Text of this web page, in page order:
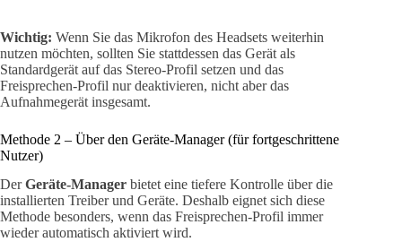
Wichtig: Wenn Sie das Mikrofon des Headsets weiterhin
nutzen möchten, sollten Sie stattdessen das Gerät als
Standardgerät auf das Stereo-Profil setzen und das
Freisprechen-Profil nur deaktivieren, nicht aber das
Aufnahmegerät insgesamt.
Methode 2 – Über den Geräte-Manager (für fortgeschrittene
Nutzer)
DerGeräte-Manager bietet eine tiefere Kontrolle über die
installierten Treiber und Geräte. Deshalb eignet sich diese
Methode besonders, wenn das Freisprechen-Profil immer
wieder automatisch aktiviert wird.